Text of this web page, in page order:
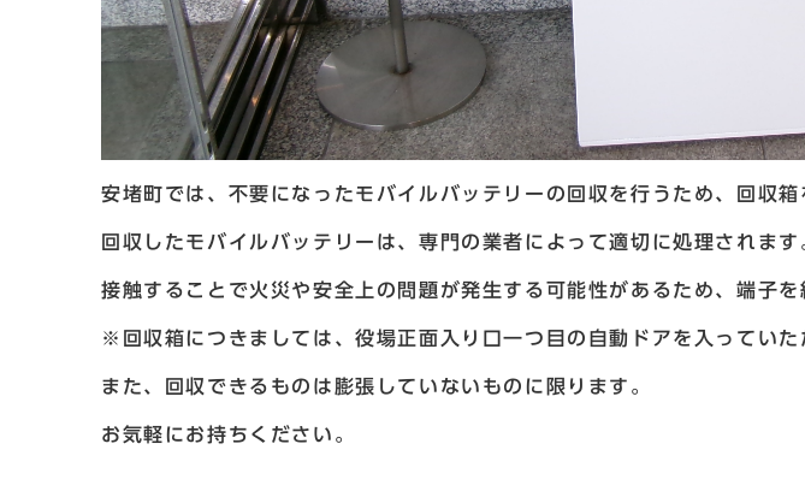
安堵町では、不要になったモバイルバッテリーの回収を行うため、回収箱
回収したモバイルバッテリーは、専門の業者によって適切に処理されます
接触することで火災や安全上の問題が発生する可能性があるため、端子
※回収箱につきましては、役場正面入り口一つ目の自動ドアを入っていた
また、回収できるものは膨張していないものに限ります。
お気軽にお持ちください。